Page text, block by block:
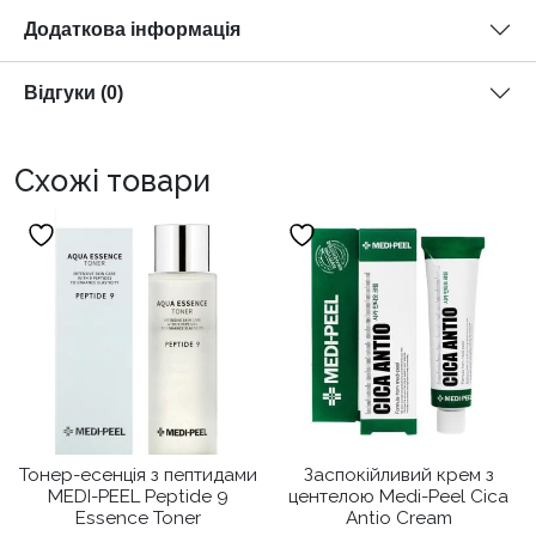
Додаткова інформація
Відгуки (0)
Схожі товари
Тонер-есенція з пептидами
MEDI-PEEL Peptide 9
Essence Toner
Заспокійливий крем з
центелою Medi-Peel Cica
Antio Cream